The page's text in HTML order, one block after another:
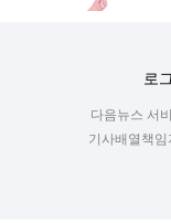
로
다음뉴스 서
기사배열책임